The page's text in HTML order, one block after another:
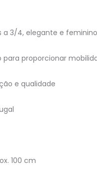
a 3/4, elegante e
para proporcionar
e qualidade
100 cm